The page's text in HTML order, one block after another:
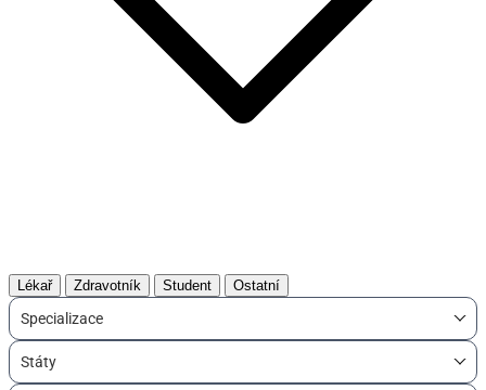
Lékař Zdravotník Student Ostatní
Specializace
Státy